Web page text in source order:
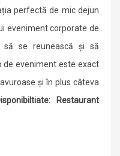
perfectă de mic dejun
eveniment corporate de
să se reunească și să
de eveniment este exact
și în plus câteva
Restaurant